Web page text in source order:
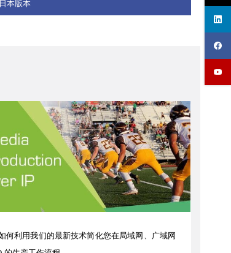
本版本
何利用我们的最新技术简化您在局域网、广域网